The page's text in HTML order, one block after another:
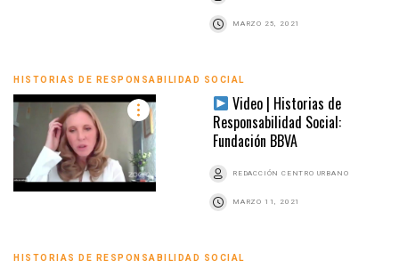
MARZO 25, 2021
HISTORIAS DE RESPONSABILIDAD SOCIAL
Video | Historias de
Responsabilidad Social:
Fundación BBVA
REDACCIÓN CENTRO URBANO
MARZO 11, 2021
HISTORIAS DE RESPONSABILIDAD SOCIAL